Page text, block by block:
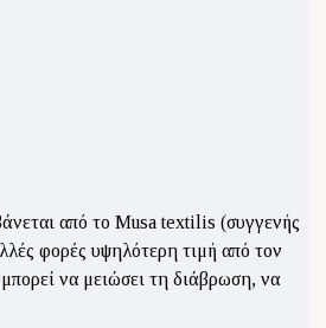
από το Musa textilis (συγγενής
φορές υψηλότερη τιμή από τον
να μειώσει τη διάβρωση, να